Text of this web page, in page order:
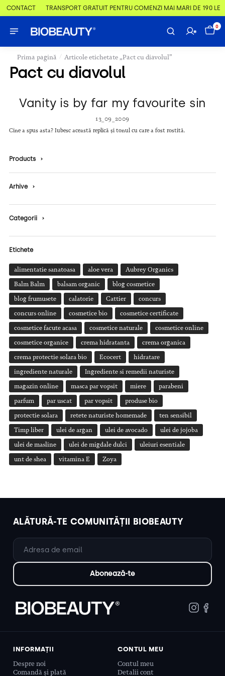
CONTACT TRANSPORT GRATUIT PENTRU COMENZI MAI MARI DE 190 LEI
0
Prima pagină / Articole etichetate „Pact cu diavolul”
Pact cu diavolul
Vanity is by far my favourite sin
13_09_2009
Cine a spus asta? Iubesc această replică și tonul cu care a fost rostită.
Products ›
Arhive ›
Categorii ›
Etichete
alimentatie sanatoasa aloe vera Aubrey Organics
Balm Balm balsam organic blog cosmetice
blog frumusete calatorie Cattier concurs
concurs online cosmetice bio cosmetice certificate
cosmetice facute acasa cosmetice naturale cosmetice online
cosmetice organice crema hidratanta crema organica
crema protectie solara bio Ecocert hidratare
ingrediente naturale Ingrediente si remedii naturiste
magazin online masca par vopsit miere parabeni
parfum par uscat par vopsit produse bio
protectie solara retete naturiste homemade ten sensibil
Timp liber ulei de argan ulei de avocado ulei de jojoba
ulei de masline ulei de migdale dulci uleiuri esentiale
unt de shea vitamina E Zoya
ALĂTURĂ-TE COMUNITĂȚII BIOBEAUTY
INFORMAȚII
Despre noi
Comandă și plată
CONTUL MEU
Contul meu
Detalii cont